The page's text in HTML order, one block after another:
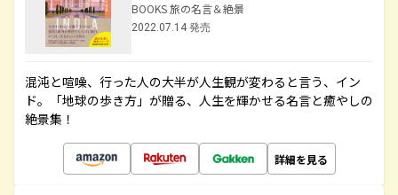
BOOKS 旅の名言＆絶景
2022.07.14 発売
混沌と喧噪、行った人の大半が人生観が変わると言う、イン
ド。「地球の歩き方」が贈る、人生を輝かせる名言と癒やしの
絶景集！
詳細を見る